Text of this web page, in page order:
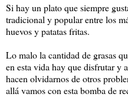
Si hay un plato que siempre
tradicional y popular entre los
huevos y patatas fritas.
Lo malo la cantidad de grasas
en esta vida hay que disfrutar y
hacen olvidarnos de otros
allá vamos con esta bomba de